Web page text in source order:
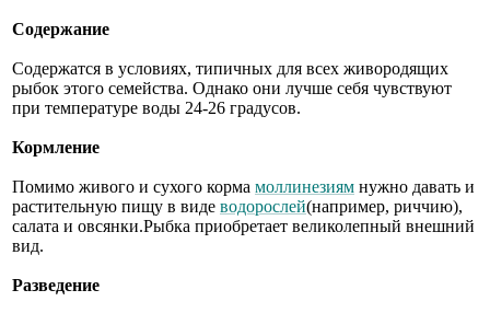
Содержание
Содержатся в условиях, типичных для всех живородящих
рыбок этого семейства. Однако они лучше себя чувствуют
при температуре воды 24-26 градусов.
Кормление
Помимо живого и сухого корма моллинезиям нужно давать и
растительную пищу в виде водорослей(например, риччию),
салата и овсянки.Рыбка приобретает великолепный внешний
вид.
Разведение